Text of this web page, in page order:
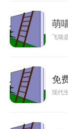
萌
飞喵
免
现代